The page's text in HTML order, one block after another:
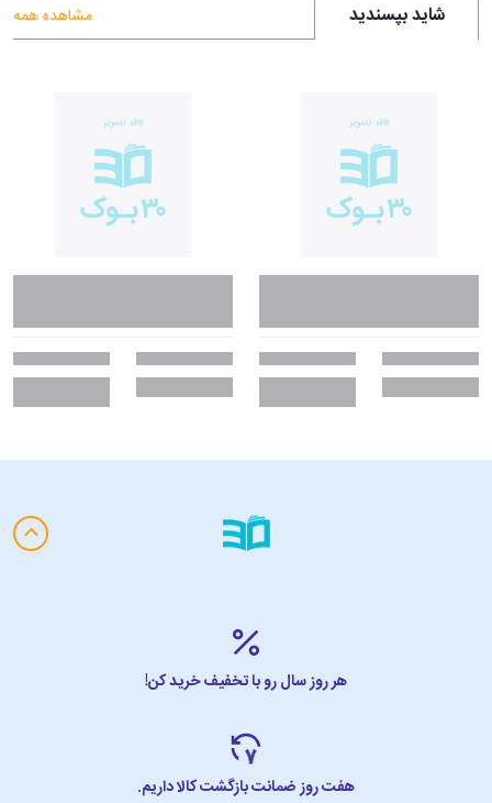
شاید بپسندید مشاهده همه
هر روز سال رو با تخفیف خرید کن!
هفت روز ضمانت بازگشت کالا داریم.